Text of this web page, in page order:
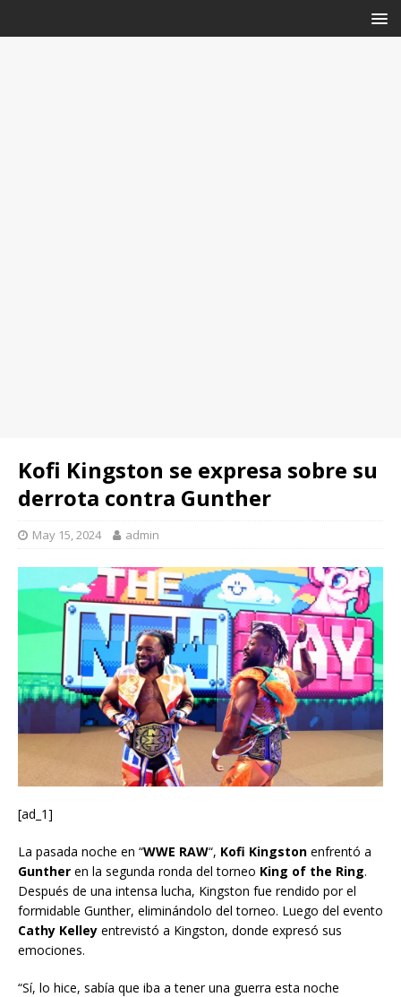
Kofi Kingston se expresa sobre su
derrota contra Gunther
May 15, 2024 admin
[ad_1]
La pasada noche en “WWE RAW“, Kofi Kingston enfrentó a
Gunther en la segunda ronda del torneo King of the Ring.
Después de una intensa lucha, Kingston fue rendido por el
formidable Gunther, eliminándolo del torneo. Luego del evento
Cathy Kelley entrevistó a Kingston, donde expresó sus
emociones.
“Sí, lo hice, sabía que iba a tener una guerra esta noche